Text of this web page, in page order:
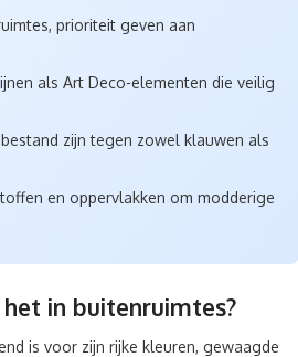
prioriteit geven aan
als Art Deco-elementen die veilig
zijn tegen zowel klauwen als
en oppervlakken om modderige
in buitenruimtes?
is voor zijn rijke kleuren, gewaagde